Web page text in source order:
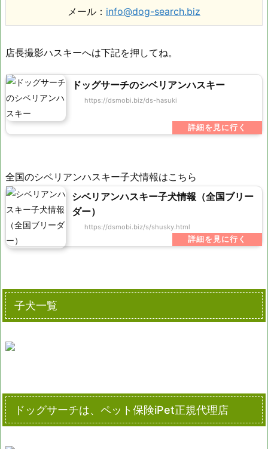
メール： info@dog-search.biz
店長撮影ハスキーへは下記を押してね。
ドッグサーチのシベリアンハスキー
https://dsmobi.biz/ds-hasuki
全国のシベリアンハスキー子犬情報はこちら
シベリアンハスキー子犬情報（全国ブリー
ダー）
https://dsmobi.biz/s/shusky.html
子犬一覧
ドッグサーチは、ペット保険iPet正規代理店